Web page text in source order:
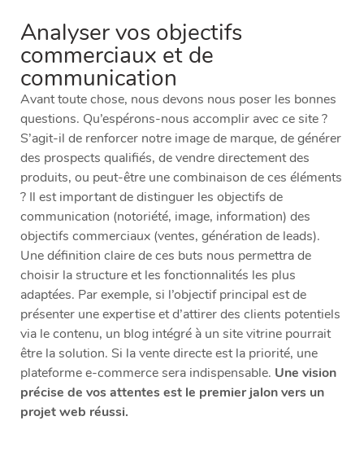
Analyser vos objectifs
commerciaux et de
communication
Avant toute chose, nous devons nous poser les bonnes
questions. Qu’espérons-nous accomplir avec ce site ?
S’agit-il de renforcer notre image de marque, de générer
des prospects qualifiés, de vendre directement des
produits, ou peut-être une combinaison de ces éléments
? Il est important de distinguer les objectifs de
communication (notoriété, image, information) des
objectifs commerciaux (ventes, génération de leads).
Une définition claire de ces buts nous permettra de
choisir la structure et les fonctionnalités les plus
adaptées. Par exemple, si l’objectif principal est de
présenter une expertise et d’attirer des clients potentiels
via le contenu, un blog intégré à un site vitrine pourrait
être la solution. Si la vente directe est la priorité, une
plateforme e-commerce sera indispensable. Une vision
précise de vos attentes est le premier jalon vers un
projet web réussi.